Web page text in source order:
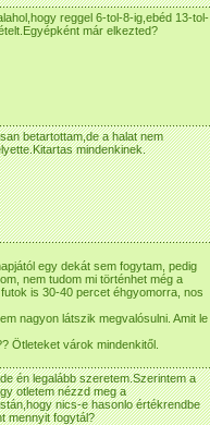
reggel 6-tol-8-ig,ebéd 13-tol-
már elkezted?
betartottam,de a halat nem
mindenkinek.
egy dekát sem fogytam, pedig
nem tudom mi történhet még a
is 30-40 percet éhgyomorra, nos
nagyon látszik megvalósulni. Amit le
Ötleteket várok mindenkitől.
én legalább szeretem.Szerintem a
otletem nézzd meg a
nics-e hasonlo értékrendbe
mennyit fogytál?